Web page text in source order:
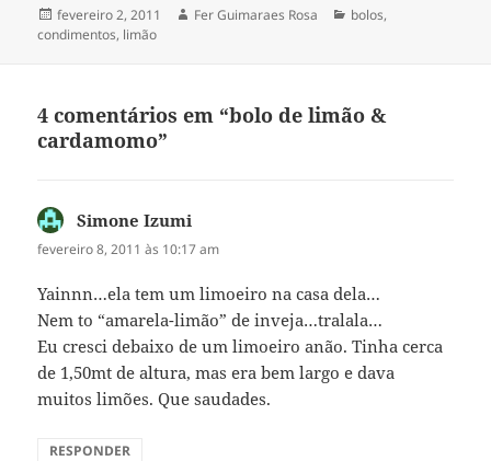
Publicado
em
fevereiro 2, 2011 Autor
Fer Guimaraes Rosa Categorias
bolos,
condimentos, limão
4 comentários em “bolo de limão &
cardamomo”
Simone Izumi
fevereiro 8, 2011 às 10:17 am
Yainnn…ela tem um limoeiro na casa dela…
Nem to “amarela-limão” de inveja…tralala…
Eu cresci debaixo de um limoeiro anão. Tinha cerca
de 1,50mt de altura, mas era bem largo e dava
muitos limões. Que saudades.
RESPONDER